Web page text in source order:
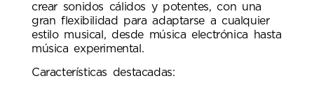
crear sonidos cálidos y potentes, con una
gran flexibilidad para adaptarse a cualquier
estilo musical, desde música electrónica hasta
música experimental.
Características destacadas: